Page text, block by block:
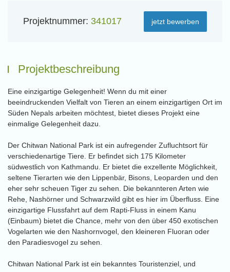
Projektnummer: 341017 jetzt bewerben
Projektbeschreibung
Eine einzigartige Gelegenheit! Wenn du mit einer
beeindruckenden Vielfalt von Tieren an einem einzigartigen Ort im
Süden Nepals arbeiten möchtest, bietet dieses Projekt eine
einmalige Gelegenheit dazu.
Der Chitwan National Park ist ein aufregender Zufluchtsort für
verschiedenartige Tiere. Er befindet sich 175 Kilometer
südwestlich von Kathmandu. Er bietet die exzellente Möglichkeit,
seltene Tierarten wie den Lippenbär, Bisons, Leoparden und den
eher sehr scheuen Tiger zu sehen. Die bekannteren Arten wie
Rehe, Nashörner und Schwarzwild gibt es hier im Überfluss. Eine
einzigartige Flussfahrt auf dem Rapti-Fluss in einem Kanu
(Einbaum) bietet die Chance, mehr von den über 450 exotischen
Vogelarten wie den Nashornvogel, den kleineren Fluoran oder
den Paradiesvogel zu sehen.
Chitwan National Park ist ein bekanntes Touristenziel, und